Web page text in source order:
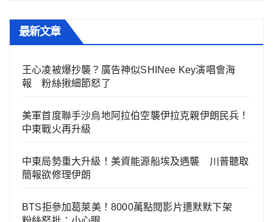
最新文章
王心凌被爆抄襲？廣告神似SHINee Key演唱會海
報 粉絲揪細節怒了
美軍首度聯手沙烏地阿拉伯空襲伊拉克親伊朗民兵！
中東戰火再升級
中東局勢重大升級！美資能源船埃及遇襲 川普聽取
簡報欲修理伊朗
BTS拒參加葛萊美！8000萬點閱影片遭默默下架